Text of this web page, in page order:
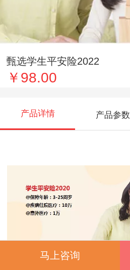
甄选学生平安险2022
￥98.00
产品详情 产品参数
优选-学生平安险2020
马上咨询